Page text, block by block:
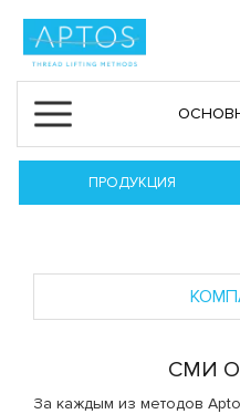
ПРОДУКЦИЯ
СМИ
За каждым из методов